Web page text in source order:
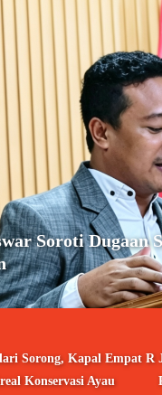
Soroti Dugaan
Sorong, Kapal Empat R
Konservasi Ayau